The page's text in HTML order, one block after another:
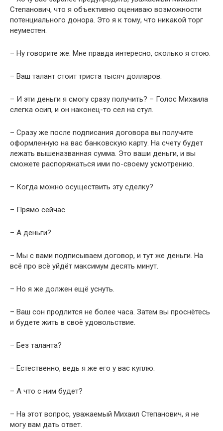
Степанович, что я объективно оцениваю возможности
потенциального донора. Это я к тому, что никакой торг
неуместен.
– Ну говорите же. Мне правда интересно, сколько я стою.
– Ваш талант стоит триста тысяч долларов.
– И эти деньги я смогу сразу получить? – Голос Михаила
слегка осип, и он наконец-то сел на стул.
– Сразу же после подписания договора вы получите
оформленную на вас банковскую карту. На счету будет
лежать вышеназванная сумма. Это ваши деньги, и вы
сможете распоряжаться ими по-своему усмотрению.
– Когда можно осуществить эту сделку?
– Прямо сейчас.
– А деньги?
– Мы с вами подписываем договор, и тут же деньги. На
всё про всё уйдёт максимум десять минут.
– Но я же должен ещё уснуть.
– Ваш сон продлится не более часа. Затем вы проснётесь
и будете жить в своё удовольствие.
– Без таланта?
– Естественно, ведь я же его у вас куплю.
– А что с ним будет?
– На этот вопрос, уважаемый Михаил Степанович, я не
могу вам дать ответ.